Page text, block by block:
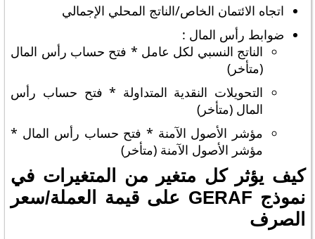
اتجاه الائتمان الخاص/الناتج المحلي الإجمالي
ضوابط رأس المال :
الناتج النسبي لكل عامل * فتح حساب رأس المال
(متأخر)
التحويلات النقدية المتداولة * فتح حساب رأس
المال (متأخر)
مؤشر الأصول الآمنة * فتح حساب رأس المال *
مؤشر الأصول الآمنة (متأخر)
كيف يؤثر كل متغير من المتغيرات في
نموذج GERAF على قيمة العملة/سعر
الصرف